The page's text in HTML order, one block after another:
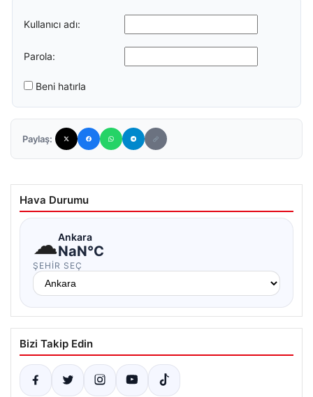
Kullanıcı adı:
Parola:
Beni hatırla
Paylaş:
Hava Durumu
☁Ankara
NaN°C
ŞEHIR SEÇ
Bizi Takip Edin